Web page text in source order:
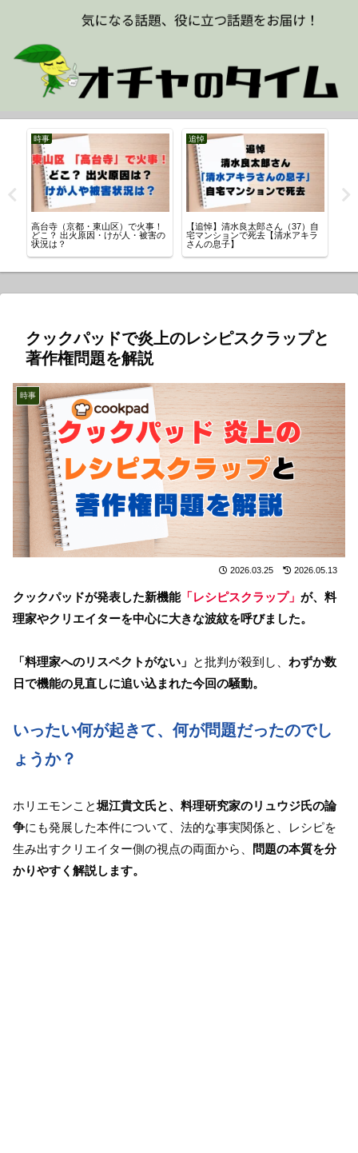
時事
高台寺（京都・東山区）で火事！
どこ？ 出火原因・けが人・被害の
状況は？
追悼
【追悼】清水良太郎さん（37）自
宅マンションで死去【清水アキラ
さんの息子】
クックパッドで炎上のレシピスクラップと
著作権問題を解説
時事
2026.03.25 2026.05.13
クックパッドが発表した新機能「レシピスクラップ」 が、料
理家やクリエイターを中心に大きな波紋を呼びました。
「料理家へのリスペクトがない」 と批判が殺到し、 わずか数
日で機能の見直しに追い込まれた今回の騒動。
いったい何が起きて、何が問題だったのでし
ょうか？
ホリエモンこと堀江貴文氏と、料理研究家のリュウジ氏の論
争にも発展した本件について、法的な事実関係と、レシピを
生み出すクリエイター側の視点の両面から、
問題の本質を分
かりやすく解説します。